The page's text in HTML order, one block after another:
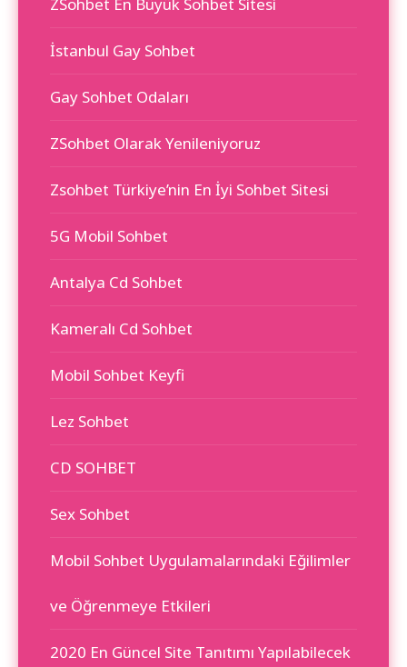
İstanbul Gay Sohbet
Gay Sohbet Odaları
ZSohbet Olarak Yenileniyoruz
Zsohbet Türkiye’nin En İyi Sohbet Sitesi
5G Mobil Sohbet
Antalya Cd Sohbet
Kameralı Cd Sohbet
Mobil Sohbet Keyfi
Lez Sohbet
CD SOHBET
Sex Sohbet
Mobil Sohbet Uygulamalarındaki Eğilimler
ve Öğrenmeye Etkileri
2020 En Güncel Site Tanıtımı Yapılabilecek